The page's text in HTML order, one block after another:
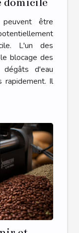
être
L'un des
blocage des
d'eau
rapidement. Il